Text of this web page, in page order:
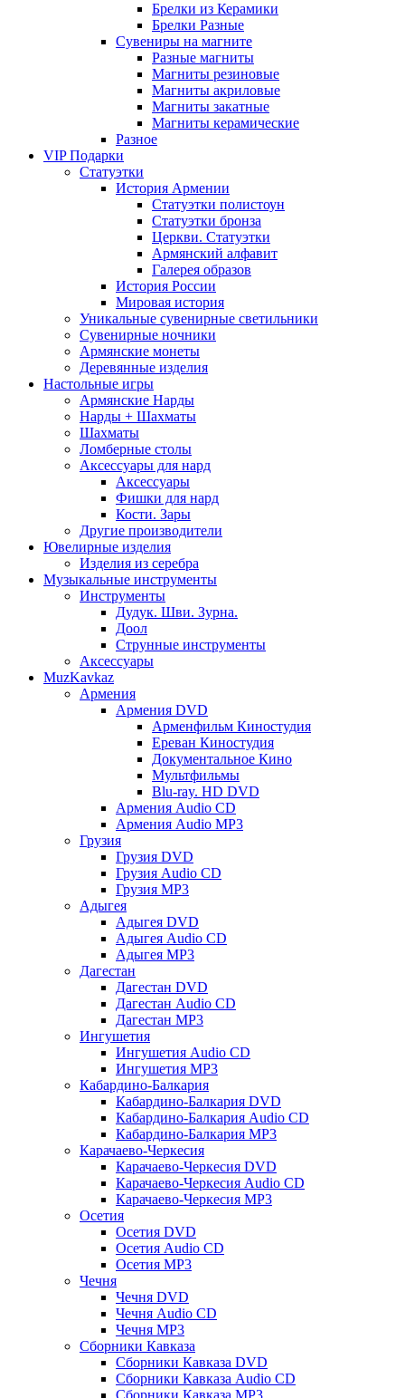
Брелки из Керамики
Брелки Разные
Сувениры на магните
Разные магниты
Магниты резиновые
Магниты акриловые
Магниты закатные
Магниты керамические
Разное
VIP Подарки
Статуэтки
История Армении
Статуэтки полистоун
Статуэтки бронза
Церкви. Статуэтки
Армянский алфавит
Галерея образов
История России
Мировая история
Уникальные сувенирные светильники
Сувенирные ночники
Армянские монеты
Деревянные изделия
Настольные игры
Армянские Нарды
Нарды + Шахматы
Шахматы
Ломберные столы
Аксессуары для нард
Аксессуары
Фишки для нард
Кости. Зары
Другие производители
Ювелирные изделия
Изделия из серебра
Музыкальные инструменты
Инструменты
Дудук. Шви. Зурна.
Доол
Струнные инструменты
Аксессуары
MuzKavkaz
Армения
Армения DVD
Арменфильм Киностудия
Ереван Киностудия
Документальное Кино
Мультфильмы
Blu-ray. HD DVD
Армения Audio CD
Армения Audio MP3
Грузия
Грузия DVD
Грузия Audio CD
Грузия MP3
Адыгея
Адыгея DVD
Адыгея Audio CD
Адыгея MP3
Дагестан
Дагестан DVD
Дагестан Audio CD
Дагестан MP3
Ингушетия
Ингушетия Audio CD
Ингушетия MP3
Кабардино-Балкария
Кабардино-Балкария DVD
Кабардино-Балкария Audio CD
Кабардино-Балкария MP3
Карачаево-Черкесия
Карачаево-Черкесия DVD
Карачаево-Черкесия Audio CD
Карачаево-Черкесия MP3
Осетия
Осетия DVD
Осетия Audio CD
Осетия MP3
Чечня
Чечня DVD
Чечня Audio CD
Чечня MP3
Сборники Кавказа
Сборники Кавказа DVD
Сборники Кавказа Audio CD
Сборники Кавказа MP3